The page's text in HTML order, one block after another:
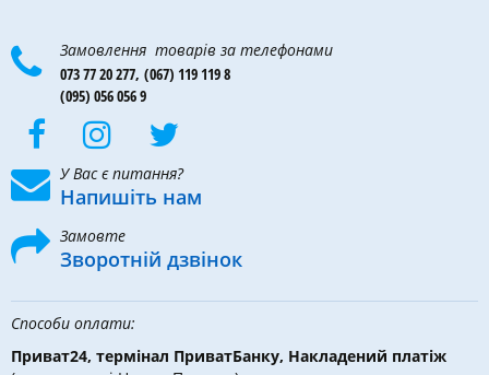
Замовлення товарів за телефонами
073 77 20 277, (067) 119 119 8
(095) 056 056 9
У Вас є питання?
Напишіть нам
Замовте
Зворотній дзвінок
Способи оплати:
Приват24, термінал ПриватБанку, Накладений платіж